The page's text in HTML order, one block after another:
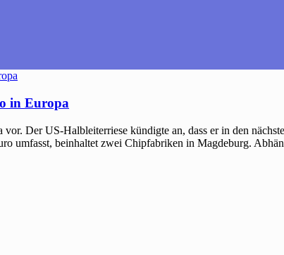
in Europa
Der US-Halbleiterriese kündigte an, dass er in den
umfasst, beinhaltet zwei Chipfabriken in Magdeburg.